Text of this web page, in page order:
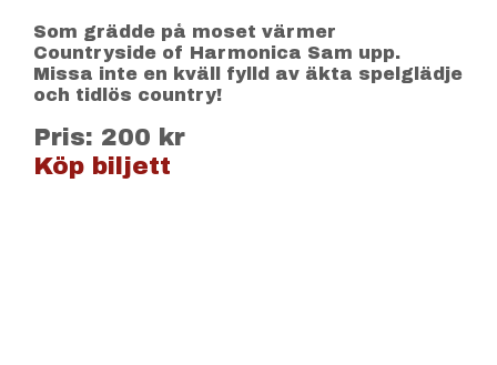
Som grädde på moset värmer
Countryside of Harmonica Sam upp.
Missa inte en kväll fylld av äkta spelglädje
och tidlös country!
Pris: 200 kr
Köp biljett